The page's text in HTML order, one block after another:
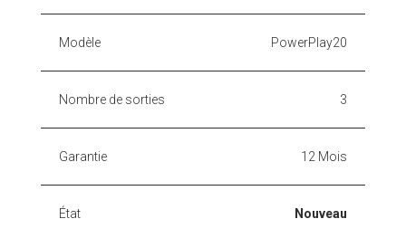
Modèle PowerPlay20
Nombre de sorties 3
Garantie 12 Mois
État Nouveau